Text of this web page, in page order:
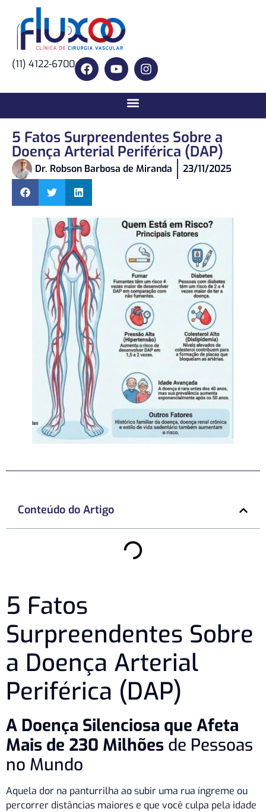
(11) 4122-6700
5 Fatos Surpreendentes Sobre a
Doença Arterial Periférica (DAP)
Dr. Robson Barbosa de Miranda 23/11/2025
Conteúdo do Artigo
5 Fatos
Surpreendentes Sobre
a Doença Arterial
Periférica (DAP)
A Doença Silenciosa que Afeta
Mais de 230 Milhões de Pessoas
no Mundo
Aquela dor na panturrilha ao subir uma rua íngreme ou
percorrer distâncias maiores e que você culpa pela idade